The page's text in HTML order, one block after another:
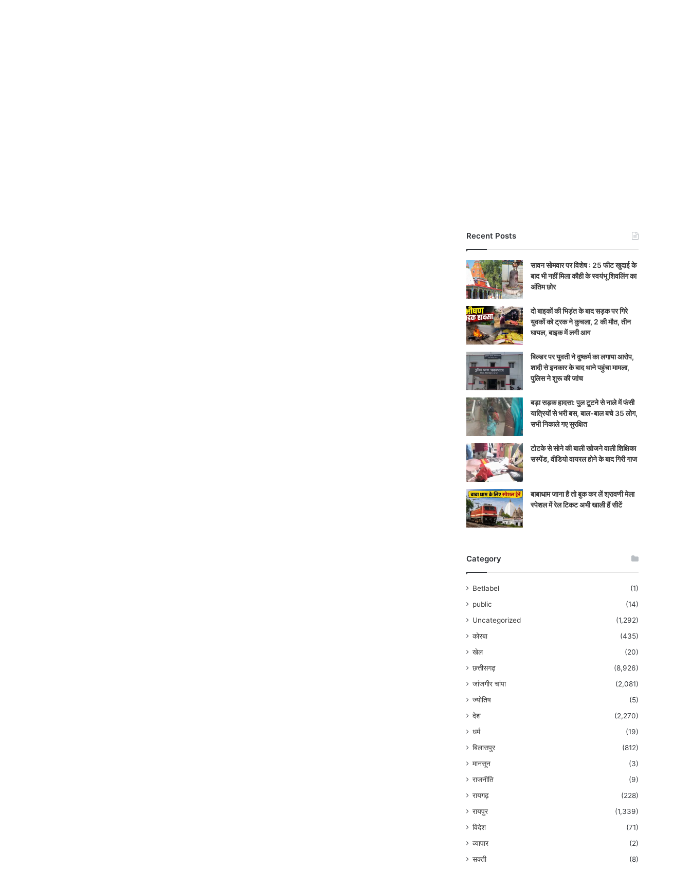
Recent Posts
सावन सोमवार पर विशेष : 25 फीट खुदाई के
बाद भी नहीं मिला कौही के स्वयंभू शिवलिंग का
अंतिम छोर
दो बाइकों की भिड़ंत के बाद सड़क पर गिरे
युवकों को ट्रक ने कुचला, 2 की मौत, तीन
घायल, बाइक में लगी आग
बिल्डर पर युवती ने दुष्कर्म का लगाया आरोप,
शादी से इनकार के बाद थाने पहुंचा मामला,
पुलिस ने शुरू की जांच
बड़ा सड़क हादसा: पुल टूटने से नाले में फंसी
यात्रियों से भरी बस, बाल-बाल बचे 35 लोग,
सभी निकाले गए सुरक्षित
टोटके से सोने की बाली खोजने वाली शिक्षिका
सस्पेंड, वीडियो वायरल होने के बाद गिरी गाज
बाबाधाम जाना है तो बुक कर लें श्रावणी मेला
स्पेशल में रेल टिकट अभी खाली हैं सीटें
Category
Betlabel
(1)
public
(14)
Uncategorized
(1,292)
कोरबा
(435)
खेल
(20)
छत्तीसगढ़
(8,926)
जांजगीर चांपा
(2,081)
ज्योतिष
(5)
देश
(2,270)
धर्म
(19)
बिलासपुर
(812)
मानसून
(3)
राजनीति
(9)
रायगढ़
(228)
रायपुर
(1,339)
विदेश
(71)
व्यापार
(2)
सक्ती
(8)